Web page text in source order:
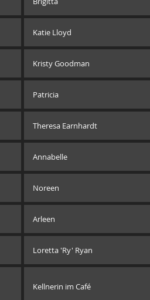
Katie Lloyd
Kristy Goodman
Patricia
Theresa Earnhardt
Annabelle
Noreen
Arleen
Loretta 'Ry' Ryan
Kellnerin im Café